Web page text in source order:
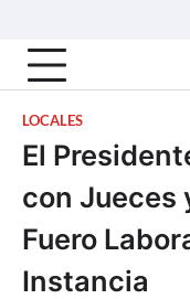
content
LOCALES
El
con Jueces
Fuero
Instancia